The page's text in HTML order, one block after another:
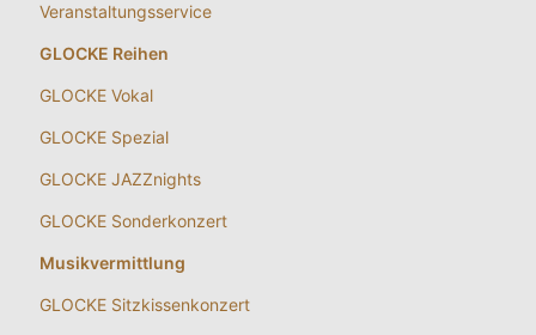
Veranstaltungsservice
GLOCKE Reihen
GLOCKE Vokal
GLOCKE Spezial
GLOCKE JAZZnights
GLOCKE Sonderkonzert
Musikvermittlung
GLOCKE Sitzkissenkonzert